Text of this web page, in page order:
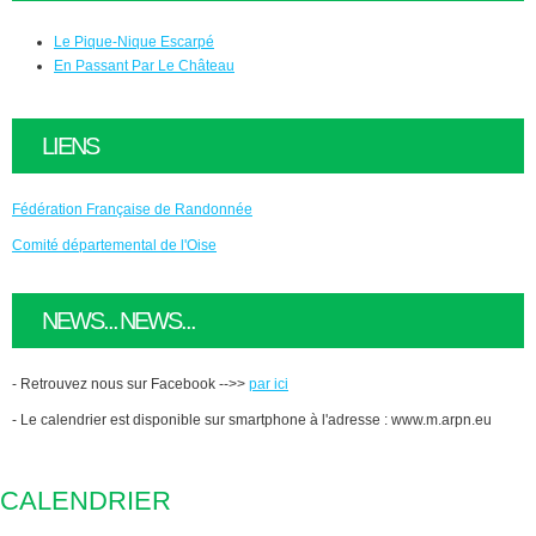
Le Pique-Nique Escarpé
En Passant Par Le Château
LIENS
Fédération Française de Randonnée
Comité départemental de l'Oise
NEWS... NEWS...
- Retrouvez nous sur Facebook -->> par ici
- Le calendrier est disponible sur smartphone à l'adresse : www.m.arpn.eu
CALENDRIER